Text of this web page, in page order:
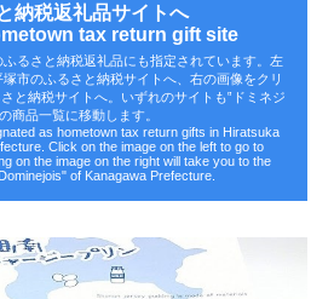
納税返礼品サイトへ
tax return gift site
るさと納税返礼品にも指定されています。左
市のふるさと納税サイトへ、右の画像をクリ
と納税サイトへ。いずれのサイトも‟ドミネジ
商品一覧に移動します。
as hometown tax return gifts in Hiratsuka
Click on the image on the left to go to
on the image on the right will take you to the
of Kanagawa Prefecture.